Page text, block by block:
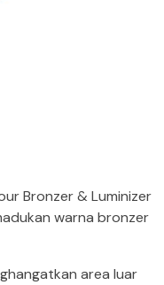
Bronzer & Luminizer
warna bronzer
area luar